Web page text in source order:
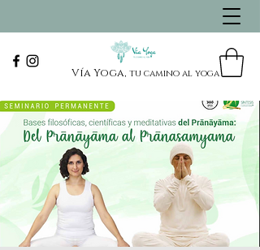
Vía Yoga, tu camino al yoga